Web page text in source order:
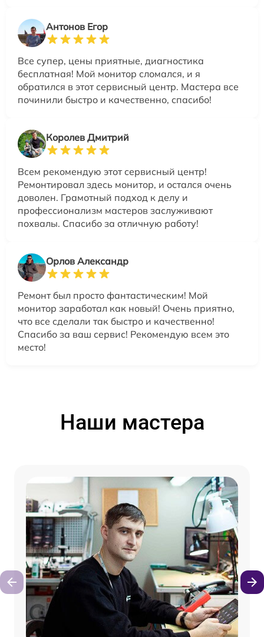
Антонов Егор
Все супер, цены приятные, диагностика
бесплатная! Мой монитор сломался, и я
обратился в этот сервисный центр. Мастера все
починили быстро и качественно, спасибо!
Королев Дмитрий
Всем рекомендую этот сервисный центр!
Ремонтировал здесь монитор, и остался очень
доволен. Грамотный подход к делу и
профессионализм мастеров заслуживают
похвалы. Спасибо за отличную работу!
Орлов Александр
Ремонт был просто фантастическим! Мой
монитор заработал как новый! Очень приятно,
что все сделали так быстро и качественно!
Спасибо за ваш сервис! Рекомендую всем это
место!
Наши мастера